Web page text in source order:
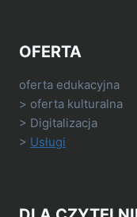
OFERTA
oferta edukacyjna
> oferta kulturalna
> Digitalizacja
> Usługi